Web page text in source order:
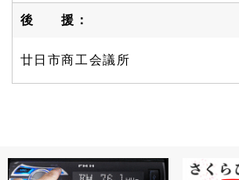
後 援：
廿日市商工会議所